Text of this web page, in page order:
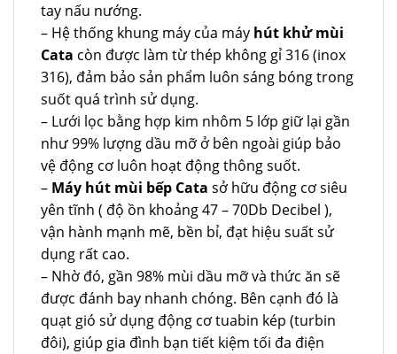
tay nấu nướng.
– Hệ thống khung máy của máy hút khử mùi
Cata còn được làm từ thép không gỉ 316 (inox
316), đảm bảo sản phẩm luôn sáng bóng trong
suốt quá trình sử dụng.
– Lưới lọc bằng hợp kim nhôm 5 lớp giữ lại gần
như 99% lượng dầu mỡ ở bên ngoài giúp bảo
vệ động cơ luôn hoạt động thông suốt.
– Máy hút mùi bếp Cata sở hữu động cơ siêu
yên tĩnh ( độ ồn khoảng 47 – 70Db Decibel ),
vận hành mạnh mẽ, bền bỉ, đạt hiệu suất sử
dụng rất cao.
– Nhờ đó, gần 98% mùi dầu mỡ và thức ăn sẽ
được đánh bay nhanh chóng. Bên cạnh đó là
quạt gió sử dụng động cơ tuabin kép (turbin
đôi), giúp gia đình bạn tiết kiệm tối đa điện